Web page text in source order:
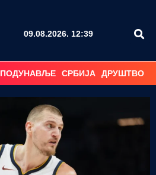
09.08.2026. 12:39
ПОДУНАВЉЕ СРБИЈА ДРУШТВО